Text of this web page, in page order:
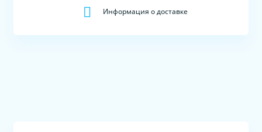
Информация о доставке